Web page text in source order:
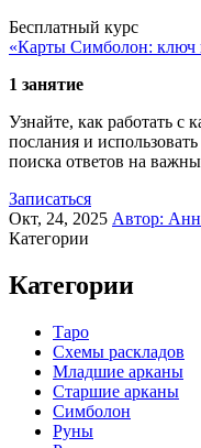
Бесплатный курс
«Карты Симболон: ключ
1 занятие
Узнайте, как работать
послания и
поиска ответов на
Записаться
Окт, 24, 2025 Автор:
Категории
Категории
Таро
Схемы раскладов
Младшие арканы
Старшие арканы
Симболон
Руны